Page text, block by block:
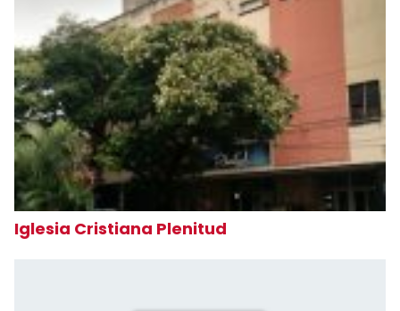
Iglesia Cristiana Plenitud